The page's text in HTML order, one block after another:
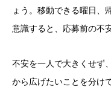
ょう。移動できる曜日、
意識すると、応募前の不
不安を一人で大きくせず
から広げたいことを分け